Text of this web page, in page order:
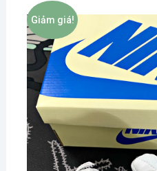
Giảm giá!